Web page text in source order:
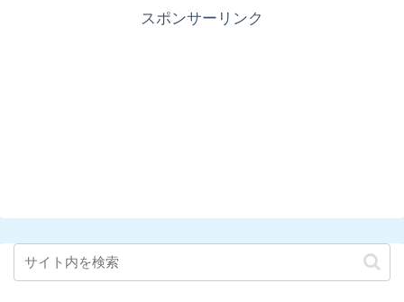
スポンサーリンク